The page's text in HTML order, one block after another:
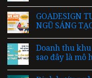
GOADESIGN
NGŨ SÁNG
Doanh thu
sao đây là mô